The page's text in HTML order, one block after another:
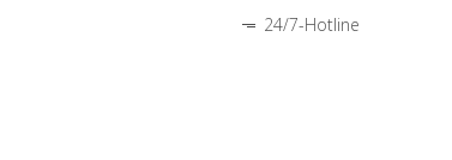
24/7-Hotline